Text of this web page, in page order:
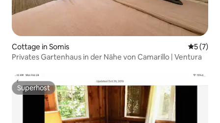
Cottage in Somis
5 (7)
Privates Gartenhaus in der Nähe von Camarillo | Ventura
Superhost
Superhost